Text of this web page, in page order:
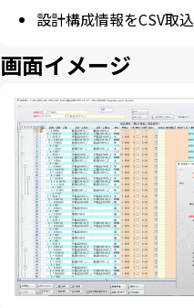
設計構成情報をCSV取込
画面イメージ